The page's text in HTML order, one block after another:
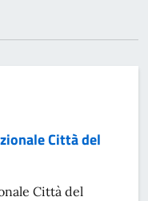
Città del
Città del